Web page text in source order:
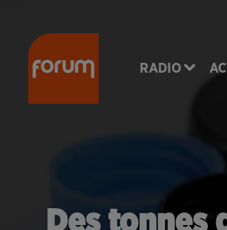
RADIO
Des tonnes